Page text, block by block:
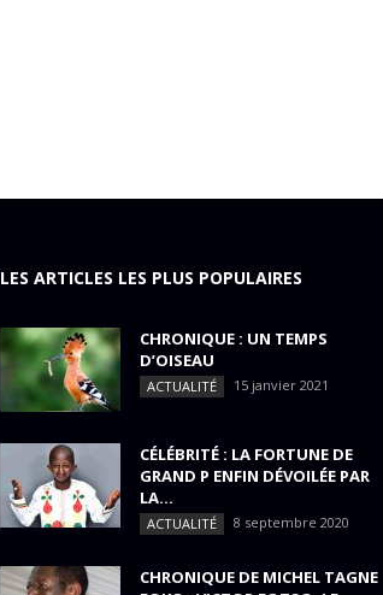
LES ARTICLES LES PLUS POPULAIRES
CHRONIQUE : UN TEMPS
D’OISEAU
ACTUALITÉ 15 janvier 2021
CÉLÉBRITÉ : LA FORTUNE DE
GRAND P ENFIN DÉVOILÉE PAR
LA...
ACTUALITÉ 8 septembre 2020
CHRONIQUE DE MICHEL TAGNE